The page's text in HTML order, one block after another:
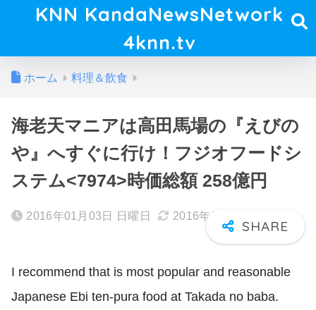
KNN KandaNewsNetwork
4knn.tv
ホーム 料理＆飲食
海老天マニアは高田馬場の『えびの
や』へすぐに行け！フジオフードシ
ステム<7974>時価総額 258億円
2016年01月03日 日曜日 2016年11月16日 水曜日
I recommend that is most popular and reasonable
Japanese Ebi ten-pura food at Takada no baba.